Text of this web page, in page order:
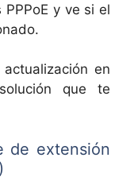
y ve si el
en
que te
de extensión